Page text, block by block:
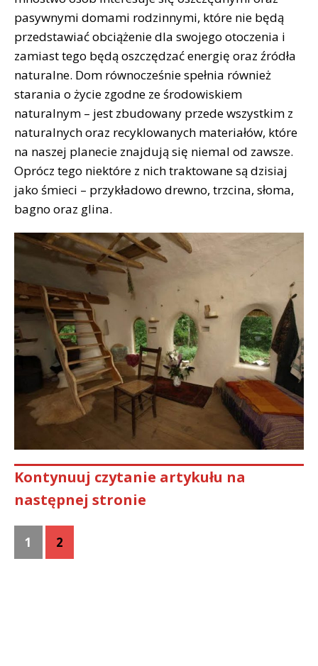
pasywnymi domami rodzinnymi, które nie będą
przedstawiać obciążenie dla swojego otoczenia i
zamiast tego będą oszczędzać energię oraz źródła
naturalne. Dom równocześnie spełnia również
starania o życie zgodne ze środowiskiem
naturalnym – jest zbudowany przede wszystkim z
naturalnych oraz recyklowanych materiałów, które
na naszej planecie znajdują się niemal od zawsze.
Oprócz tego niektóre z nich traktowane są dzisiaj
jako śmieci – przykładowo drewno, trzcina, słoma,
bagno oraz glina.
Kontynuuj czytanie artykułu na
następnej stronie
1 2